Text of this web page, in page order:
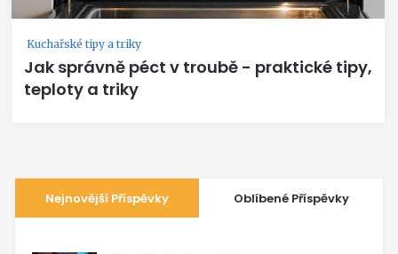
Kuchařské tipy a triky
Jak správně péct v troubě - praktické tipy,
teploty a triky
Nejnovější Příspěvky Oblíbené Příspěvky